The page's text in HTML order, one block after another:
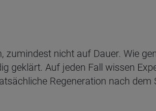
nicht auf Dauer. Wie
geklärt. Auf jeden Fall wissen
Regeneration nach